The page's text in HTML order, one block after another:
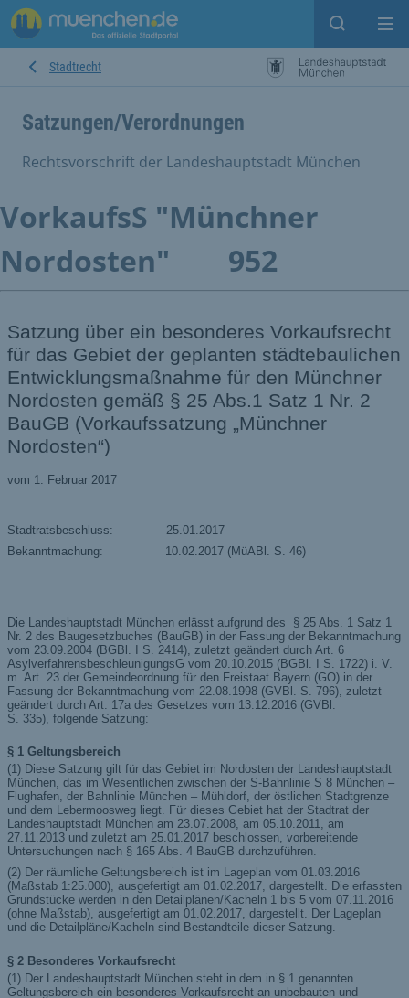
Suche
Stadtrecht
Satzungen/Verordnungen
Rechtsvorschrift der Landeshauptstadt München
VorkaufsS "Münchner
Nordosten"
952